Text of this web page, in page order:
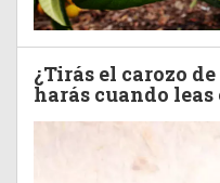
¿Tirás el carozo
harás cuando leas